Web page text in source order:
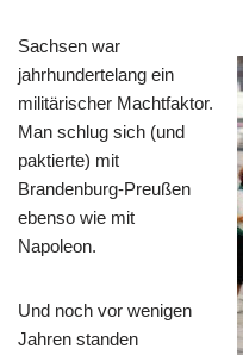
Sachsen war
jahrhundertelang ein
militärischer Machtfaktor.
Man schlug sich (und
paktierte) mit
Brandenburg-Preußen
ebenso wie mit
Napoleon.
Und noch vor wenigen
Jahren standen